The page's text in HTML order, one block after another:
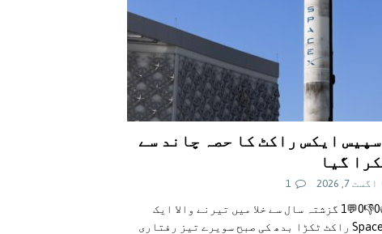
ایکس راکٹ کا حصہ چاند سے
گیا
اگست 7, 2026 1
👍0👎0💬1 گزشتہ سال سے خلا میں تیرنے والا ایک
SpaceX راکٹ ٹکڑا بدھ کی صبح سویرے تیز رفتاری